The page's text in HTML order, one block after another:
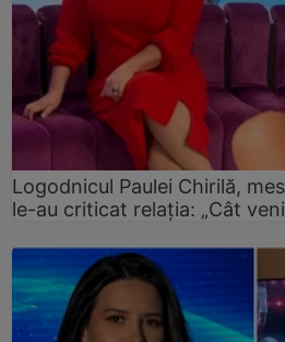
Logodnicul Paulei Chirilă,
le-au criticat relația: „Cât